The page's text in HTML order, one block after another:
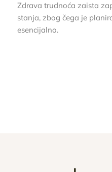
Zdrava trudnoća zaista
stanja, zbog čega je
esencijalno.